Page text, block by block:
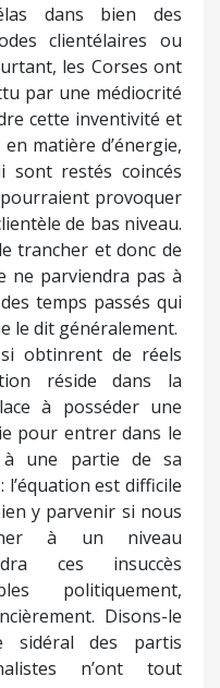
dans bien des
clientélaires ou
les Corses ont
par une médiocrité
cette inventivité et
matière d’énergie,
sont restés coincés
pourraient provoquer
de bas niveau.
trancher et donc de
ne parviendra pas à
temps passés qui
le dit généralement.
obtinrent de réels
réside dans la
à posséder une
pour entrer dans le
une partie de sa
est difficile
y parvenir si nous
à un niveau
ces insuccès
politiquement,
Disons-le
des partis
n’ont tout